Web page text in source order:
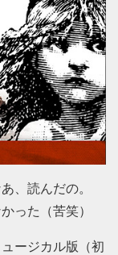
、読んだの。
った（苦笑）
ージカル版（初